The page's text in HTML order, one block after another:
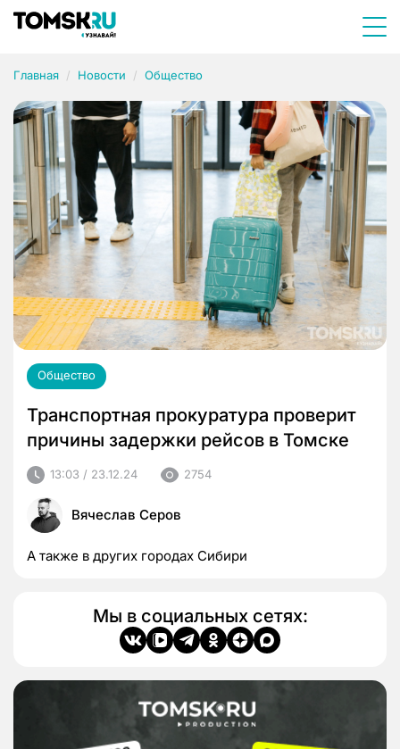
Главная Новости Общество
Общество
Транспортная прокуратура проверит
причины задержки рейсов в Томске
13:03 / 23.12.24 2754
Вячеслав Серов
А также в других городах Сибири
Мы в социальных сетях: